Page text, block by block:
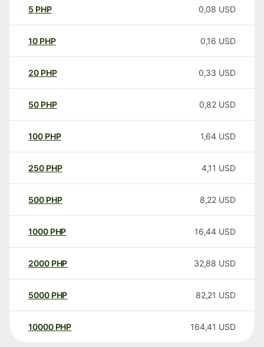
5 PHP 0,08 USD
10 PHP 0,16 USD
20 PHP 0,33 USD
50 PHP 0,82 USD
100 PHP 1,64 USD
250 PHP 4,11 USD
500 PHP 8,22 USD
1000 PHP 16,44 USD
2000 PHP 32,88 USD
5000 PHP 82,21 USD
10000 PHP 164,41 USD